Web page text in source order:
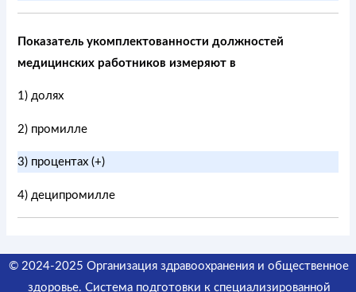
Показатель укомплектованности должностей
медицинских работников измеряют в
1) долях
2) промилле
3) процентах (+)
4) деципромилле
© 2024-2025 Организация здравоохранения и общественное
здоровье. Система подготовки к специализированной